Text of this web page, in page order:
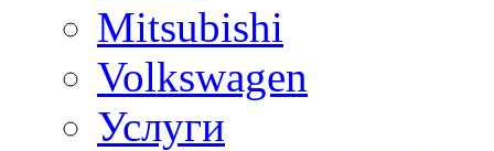
Mitsubishi
Volkswagen
Услуги